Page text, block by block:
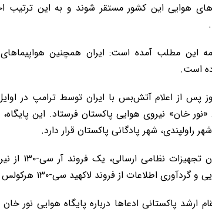
هوایی این کشور مستقر شوند و به این ترتیب
این مطلب آمده است: ایران همچنین
است.
پس از اعلام آتش‌بس با ایران توسط ترامپ در اوایل
«نور خان» نیروی هوایی پاکستان فرستاد. این
راولپندی، شهر پادگانی پاکستان قرار دارد.
در میان
اطلاعات از فروند لاکهید سی-۱۳۰ هرکولس (هواپیمای ترابری تاکتیکی) محسوب می‌شود.
ارشد پاکستانی ادعاها درباره پایگاه هوایی نور